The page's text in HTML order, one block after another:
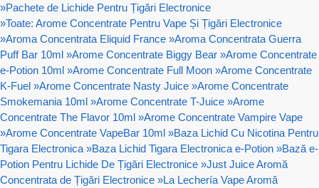
»Pachete de Lichide Pentru Țigări Electronice
»Toate: Arome Concentrate Pentru Vape Și Țigări Electronice
»Aroma Concentrata Eliquid France »Aroma Concentrata Guerra
Puff Bar 10ml »Arome Concentrate Biggy Bear »Arome Concentrate
e-Potion 10ml »Arome Concentrate Full Moon »Arome Concentrate
K-Fuel »Arome Concentrate Nasty Juice »Arome Concentrate
Smokemania 10ml »Arome Concentrate T-Juice »Arome
Concentrate The Flavor 10ml »Arome Concentrate Vampire Vape
»Arome Concentrate VapeBar 10ml »Baza Lichid Cu Nicotina Pentru
Tigara Electronica »Baza Lichid Tigara Electronica e-Potion »Bază e-
Potion Pentru Lichide De Țigări Electronice »Just Juice Aromă
Concentrata de Țigări Electronice »La Lechería Vape Aromă